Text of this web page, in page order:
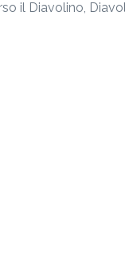
il Diavolino,